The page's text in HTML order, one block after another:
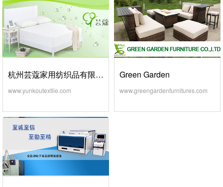
杭州芸蔻家用纺织品有限公司
www.yunkoutextile.com
Green Garden
www.greengardenfurnitures.com